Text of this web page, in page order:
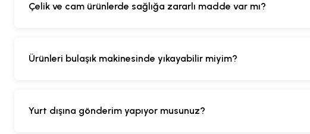
Çelik ve cam ürünlerde sağlığa zararlı madde var mı?
Ürünleri bulaşık makinesinde yıkayabilir miyim?
Yurt dışına gönderim yapıyor musunuz?